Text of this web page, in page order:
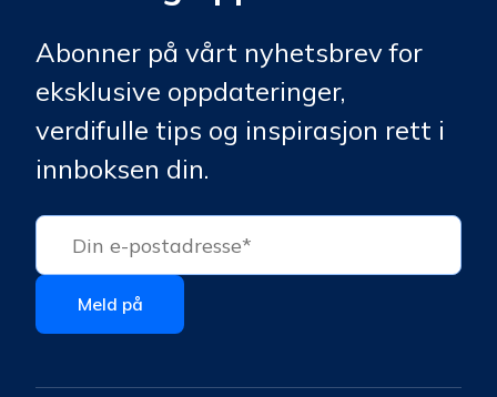
Abonner på vårt nyhetsbrev for
eksklusive oppdateringer,
verdifulle tips og inspirasjon rett i
innboksen din.